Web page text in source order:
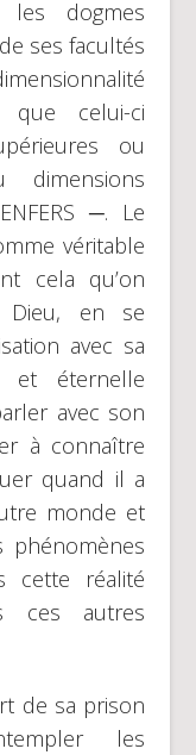
les dogmes
ses facultés
celui-ci
ou
dimensions
─. Le
véritable
cela qu’on
en se
avec sa
et éternelle
avec son
à connaître
quand il a
monde et
phénomènes
cette réalité
ces autres
de sa prison
les